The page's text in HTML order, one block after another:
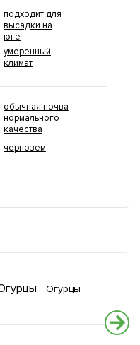
подходит для
высадки на
юге
умеренный
климат
обычная почва
нормального
качества
чернозем
Огурцы